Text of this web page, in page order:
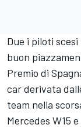
Due i piloti
buon
Premio di
car derivata
team nella
Mercedes W15